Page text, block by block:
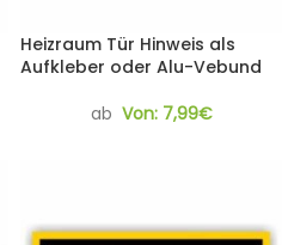
Heizraum Tür Hinweis als
Aufkleber oder Alu-Vebund
ab Von: 7,99€